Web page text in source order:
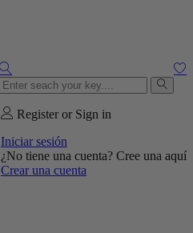
Register or Sign in
Iniciar sesión
¿No tiene una cuenta? Cree una aquí
Crear una cuenta